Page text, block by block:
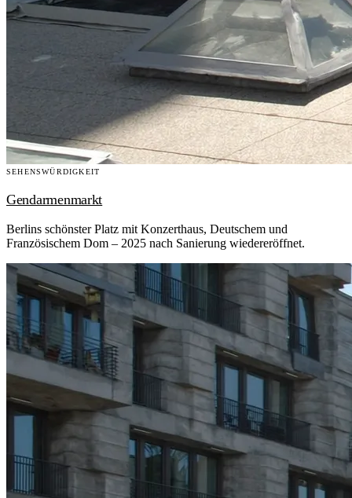
SEHENSWÜRDIGKEIT
Gendarmenmarkt
Berlins schönster Platz mit Konzerthaus, Deutschem und
Französischem Dom – 2025 nach Sanierung wiedereröffnet.